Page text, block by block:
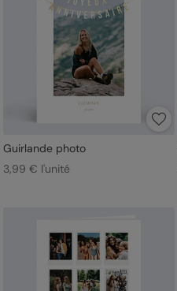
Guirlande photo
3,99 € l'unité